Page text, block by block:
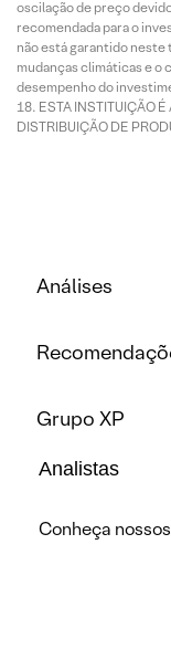
oscilação de preço
recomendada para o
não está garantido
mudanças climáticas e o
desempenho do
ESTA INSTITUIÇÃO
DISTRIBUIÇÃO DE
Análises
Grupo XP
Analistas
Conheça